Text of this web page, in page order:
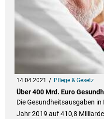
14.04.2021 Pflege & Gesetz
Über 400 Mrd. Euro
Die Gesundheitsausgaben
Jahr 2019 auf 410,8